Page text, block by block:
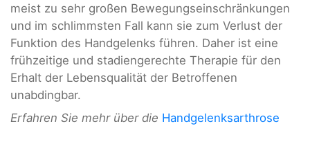
meist zu sehr großen Bewegungseinschränkungen
und im schlimmsten Fall kann sie zum Verlust der
Funktion des Handgelenks führen. Daher ist eine
frühzeitige und stadiengerechte Therapie für den
Erhalt der Lebensqualität der Betroffenen
unabdingbar.
Erfahren Sie mehr über die Handgelenksarthrose